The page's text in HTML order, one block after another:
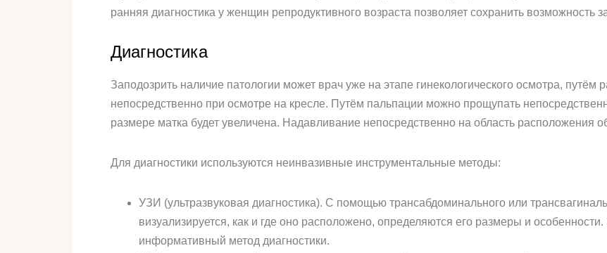
ранняя диагностика у женщин репродуктивного возраста позволяет сохранить возможность
Диагностика
Заподозрить наличие патологии может врач уже на этапе гинекологического осмотра,
непосредственно при осмотре на кресле. Путём пальпации можно прощупать
размере матка будет увеличена. Надавливание непосредственно на область расположения
Для диагностики используются неинвазивные инструментальные методы:
УЗИ (ультразвуковая диагностика). С помощью трансабдоминального или
визуализируется, как и где оно расположено, определяются его размеры и
информативный метод диагностики.